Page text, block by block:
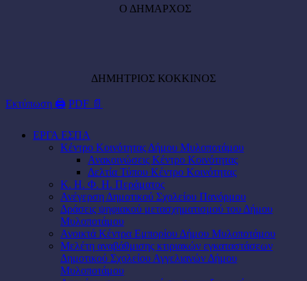
Ο ΔΗΜΑΡΧΟΣ
ΔΗΜΗΤΡΙΟΣ ΚΟΚΚΙΝΟΣ
Εκτύπωση 🖨 PDF 📄
ΕΡΓΑ ΕΣΠΑ
Κέντρο Κοινότητας Δήμου Μυλοποτάμου
Ανακοινώσεις Κέντρο Κοινότητας
Δελτία Τύπου Κέντρο Κοινότητας
Κ. Η. Φ. Η. Περάματος
Ανέγερση Δημοτικού Σχολείου Πανόρμου
Δράσεις ψηφιακού μετασχηματισμού του Δήμου
Μυλοποτάμου
Ανοικτά Κέντρα Εμπορίου Δήμου Μυλοποτάμου
Μελέτη αναβάθμισης κτιριακών εγκαταστάσεων
Δημοτικού Σχολείου Αγγελιανών Δήμου
Μυλοποτάμου